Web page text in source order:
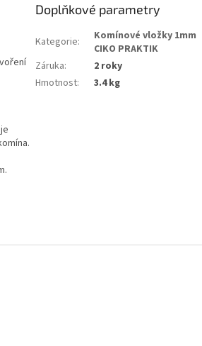
Doplňkové parametry
Kategorie:
Komínové vložky 1mm
CIKO PRAKTIK
Záruka:
2 roky
Hmotnost: 3.4 kg